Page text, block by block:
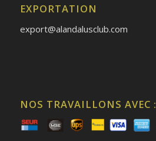
EXPORTATION
export@alandalusclub.com
NOS TRAVAILLONS AVEC :